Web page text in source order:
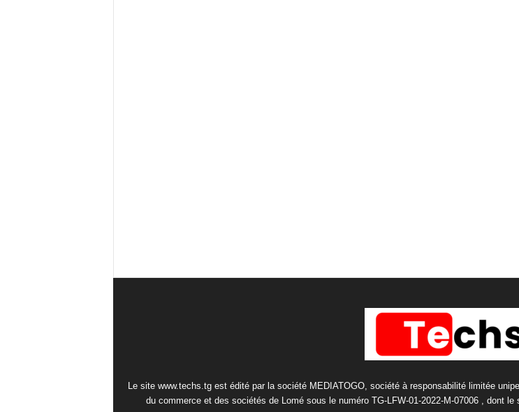
Le site www.techs.tg est édité par la société MEDIATOGO, société à responsabilité limitée
du commerce et des sociétés de Lomé sous le numéro TG-LFW-01-2022-M-07006 , dont